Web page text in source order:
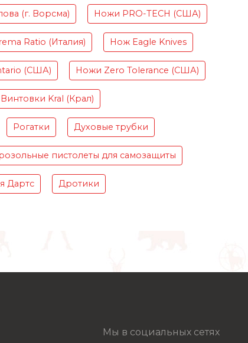
(г. Ворсма) Ножи PRO-TECH (США)
Ratio (Италия) Нож Eagle Knives
(США) Ножи Zero Tolerance (США)
Kral (Крал)
Рогатки Духовые трубки
пистолеты для самозащиты
Дартс Дротики
Мы в социальных сетях